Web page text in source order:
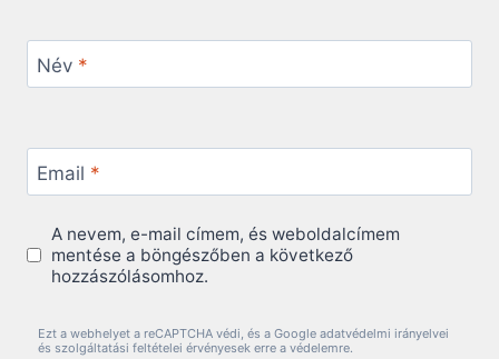
Név *
Email *
A nevem, e-mail címem, és weboldalcímem
mentése a böngészőben a következő
hozzászólásomhoz.
Ezt a webhelyet a reCAPTCHA védi, és a Google adatvédelmi irányelvei
és szolgáltatási feltételei érvényesek erre a védelemre.